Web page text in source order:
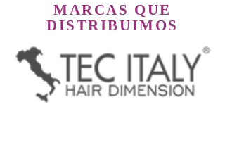
MARCAS QUE
DISTRIBUIMOS